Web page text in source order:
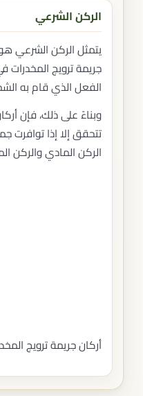
الركن الشرعي
يتمثل الركن الشرعي
جريمة ترويج المخدرات
الفعل الذي قام به
وبناءً على ذلك، فإن
تتحقق إلا إذا توافرت
الركن المادي والركن
أركان جريمة ترويج